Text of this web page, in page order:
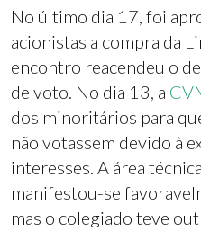
No último dia 17, foi
acionistas a compra da
encontro reacendeu o
de voto. No dia 13, a
dos minoritários para
não votassem devido à
interesses. A área
manifestou-se
mas o colegiado teve